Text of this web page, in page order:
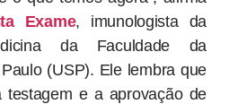
o que temos agora”, afirma
Exame, imunologista da